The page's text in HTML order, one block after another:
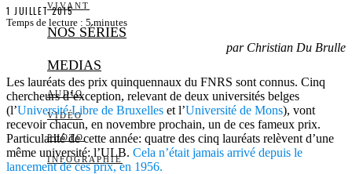
VIVANT
NOS SÉRIES
MEDIAS
AUDIO
VIDÉO
PHOTO
INFOGRAPHIE
1 JUILLET 2015
Temps de lecture : 5 minutes
par Christian Du Brulle
Les lauréats des prix quinquennaux du FNRS sont connus. Cinq
chercheurs d’exception, relevant de deux universités belges
(l’Université Libre de Bruxelles et l’Université de Mons), vont
recevoir chacun, en novembre prochain, un de ces fameux prix.
Particularité de cette année: quatre des cinq lauréats relèvent d’une
même université: l’ULB. Cela n’était jamais arrivé depuis le
lancement de ces prix, en 1956.